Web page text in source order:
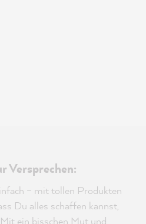
Versprechen:
– mit tollen Produkten
Du alles schaffen kannst,
ein bisschen Mut und